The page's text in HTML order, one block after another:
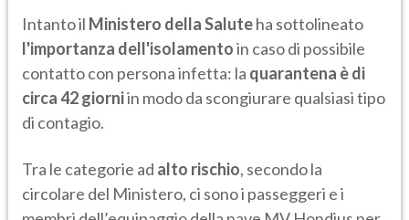
Intanto il Ministero della Saluteha sottolineato
l'importanza dell'isolamentoin caso di possibile
contatto con persona infetta: la quarantena è di
circa 42 giorniin modo da scongiurare qualsiasi tipo
di contagio.
Tra le categorie ad alto rischio, secondo la
circolare del Ministero, ci sono i passeggeri e i